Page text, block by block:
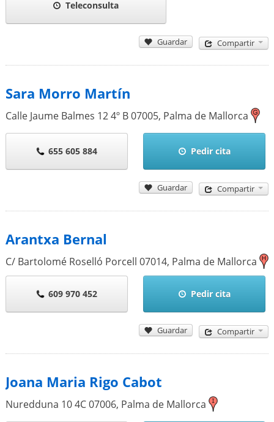
Teleconsulta
Guardar Compartir
Sara Morro Martín
Calle Jaume Balmes 12 4º B07005, Palma de Mallorca
655 605 884 Pedir cita
Guardar Compartir
Arantxa Bernal
C/ Bartolomé Roselló Porcell 07014, Palma de Mallorca
609 970 452 Pedir cita
Guardar Compartir
Joana Maria Rigo Cabot
Nuredduna 10 4C07006, Palma de Mallorca